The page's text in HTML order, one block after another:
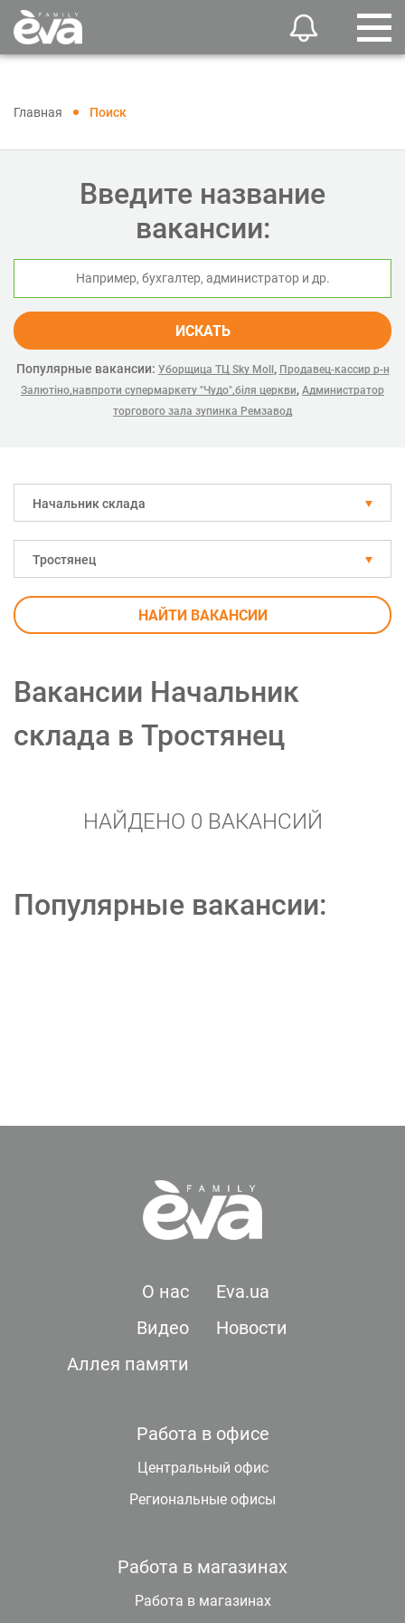
Главная Поиск
Введите название
вакансии:
ИСКАТЬ
Популярные вакансии: Уборщица ТЦ Sky Moll , Продавец-кассир р-н
Залютіно,навпроти супермаркету "Чудо",біля церкви, Администратор
торгового зала зупинка Ремзавод
Начальник склада
Тростянец
НАЙТИ ВАКАНСИИ
Вакансии Начальник
склада в Тростянец
НАЙДЕНО 0 ВАКАНСИЙ
Популярные вакансии:
О нас
Eva.ua
Видео
Новости
Аллея памяти
Работа в офисе
Центральный офис
Региональные офисы
Работа в магазинах
Работа в магазинах